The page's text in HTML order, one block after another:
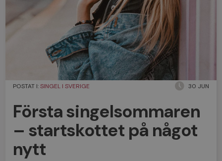
POSTAT I:SINGEL I SVERIGE 30 JUN
Första singelsommaren
– startskottet på något
nytt